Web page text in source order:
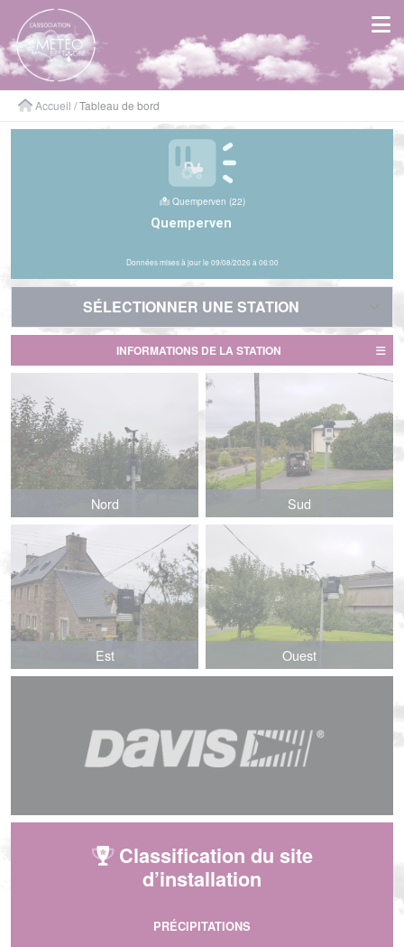
Accueil / Tableau de bord
Quemperven (22)
Quemperven
Données mises à jour le 09/08/2026 à 06:00
SÉLECTIONNER UNE STATION
SÉLECTIONNER UNE STATION
INFORMATIONS DE LA STATION
Nord Sud
Est Ouest
Classification du site
d’installation
PRÉCIPITATIONS
Panneau de gestion des cookies